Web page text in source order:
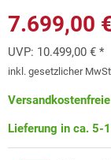
7.699,00
UVP: 10.499,00 € *
inkl. gesetzlicher
Lieferung in ca. 5-